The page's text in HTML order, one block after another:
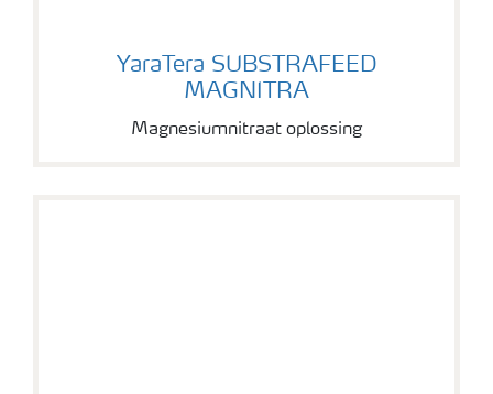
YaraTera SUBSTRAFEED MAGNITRA
YaraTera SUBSTRAFEED
MAGNITRA
Magnesiumnitraat oplossing